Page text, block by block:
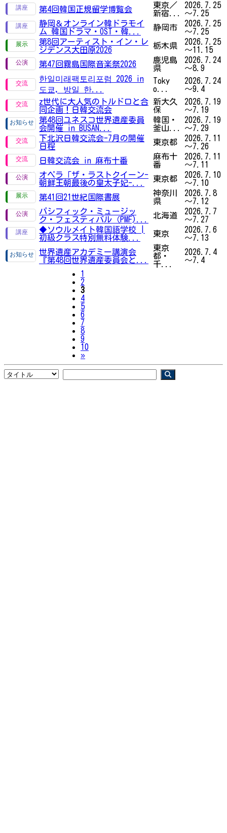
第4回韓国正規留学博覧会
東京／
新宿...
2026.7.25
～7.25
静岡＆オンライン韓ドラモイ
ム 韓国ドラマ・OST・韓...
静岡市
2026.7.25
～7.25
第8回アーティスト・イン・レ
ジデンス大田原2026
栃木県
2026.7.25
～11.15
第47回霧島国際音楽祭2026
鹿児島
県
2026.7.24
～8.9
한일미래팩토리포럼 2026 in
도쿄, 방일 한...
Toky
o...
2026.7.24
～9.4
z世代に大人気のトルドロと合
同企画！日韓交流会
新大久
保
2026.7.19
～7.19
第48回ユネスコ世界遺産委員
会開催 in BUSAN...
韓国・
釜山...
2026.7.19
～7.29
下北沢日韓交流会-7月の開催
日程
東京都
2026.7.11
～7.26
日韓交流会 in 麻布十番
麻布十
番
2026.7.11
～7.11
オペラ「ザ・ラストクイーン-
朝鮮王朝最後の皇太子妃-...
東京都
2026.7.10
～7.10
第41回21世紀国際書展
神奈川
県
2026.7.8
～7.12
パシフィック・ミュージッ
ク・フェスティバル（PMF)...
北海道
2026.7.7
～7.27
◆ソウルメイト韓国語学校 |
初級クラス特別無料体験...
東京
2026.7.6
～7.13
世界遺産アカデミー講演会
『第48回世界遺産委員会と...
東京
都・
千...
2026.7.4
～7.4
1
2
3
4
5
6
7
8
9
10
»Next